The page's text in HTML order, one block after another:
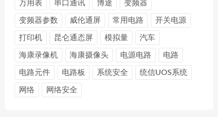
万用表 串口通讯 博途 变频器
变频器参数 威伦通屏 常用电路 开关电源
打印机 昆仑通态屏 模拟量 汽车
海康录像机 海康摄像头 电源电路 电路
电路元件 电路板 系统安全 统信UOS系统
网络 网络安全